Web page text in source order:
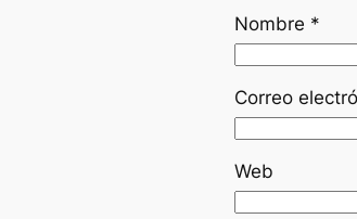
Nombre *
Correo
Web